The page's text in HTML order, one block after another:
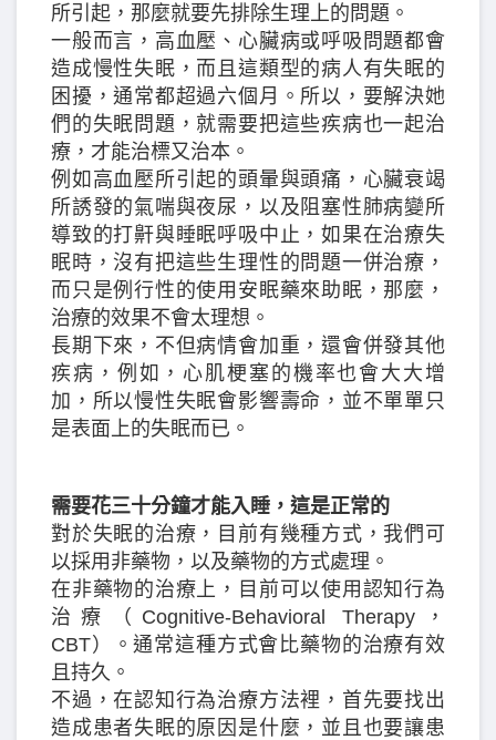
所引起，那麼就要先排除生理上的問題。
一般而言，高血壓、心臟病或呼吸問題都會
造成慢性失眠，而且這類型的病人有失眠的
困擾，通常都超過六個月。所以，要解決她
們的失眠問題，就需要把這些疾病也一起治
療，才能治標又治本。
例如高血壓所引起的頭暈與頭痛，心臟衰竭
所誘發的氣喘與夜尿，以及阻塞性肺病變所
導致的打鼾與睡眠呼吸中止，如果在治療失
眠時，沒有把這些生理性的問題一併治療，
而只是例行性的使用安眠藥來助眠，那麼，
治療的效果不會太理想。
長期下來，不但病情會加重，還會併發其他
疾病，例如，心肌梗塞的機率也會大大增
加，所以慢性失眠會影響壽命，並不單單只
是表面上的失眠而已。
需要花三十分鐘才能入睡，這是正常的
對於失眠的治療，目前有幾種方式，我們可
以採用非藥物，以及藥物的方式處理。
在非藥物的治療上，目前可以使用認知行為
治療（Cognitive-Behavioral Therapy，
CBT）。通常這種方式會比藥物的治療有效
且持久。
不過，在認知行為治療方法裡，首先要找出
造成患者失眠的原因是什麼，並且也要讓患